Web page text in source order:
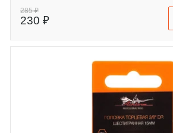
285 ₽
230 ₽